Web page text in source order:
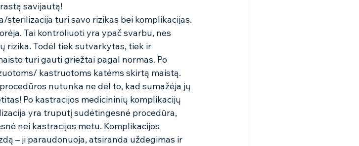
savijautą!
turi savo rizikas bei komplikacijas.
Tai kontroliuoti yra ypač svarbu, nes
rizika. Todėl tiek sutvarkytas, tiek ir
turi gauti griežtai pagal normas. Po
kastruotoms katėms skirtą maistą.
nutunka ne dėl to, kad sumažėja jų
Po kastracijos medicininių komplikacijų
yra truputį sudėtingesnė procedūra,
nei kastracijos metu. Komplikacijos
– ji paraudonuoja, atsiranda uždegimas ir